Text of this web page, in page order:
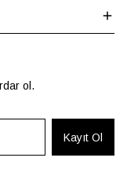
ol.
Kayıt Ol